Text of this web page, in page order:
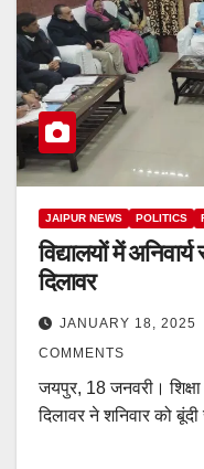
JAIPUR NEWS POLITICS
विद्यालयों में
दिलावर
JANUARY 18, 2025
COMMENTS
जयपुर, 18 जनवरी। शिक्षा
दिलावर ने शनिवार को